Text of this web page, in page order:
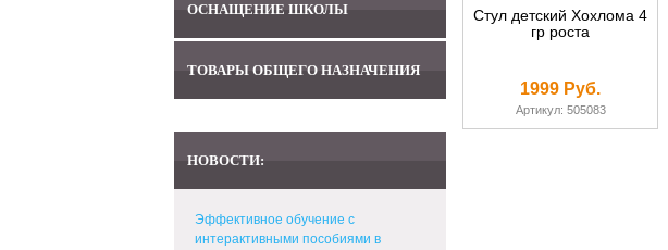
ОСНАЩЕНИЕ ШКОЛЫ
ТОВАРЫ ОБЩЕГО НАЗНАЧЕНИЯ
НОВОСТИ:
Эффективное обучение с
интерактивными пособиями в
Стул детский Хохлома 4
гр роста
1999 Руб.
Артикул: 505083